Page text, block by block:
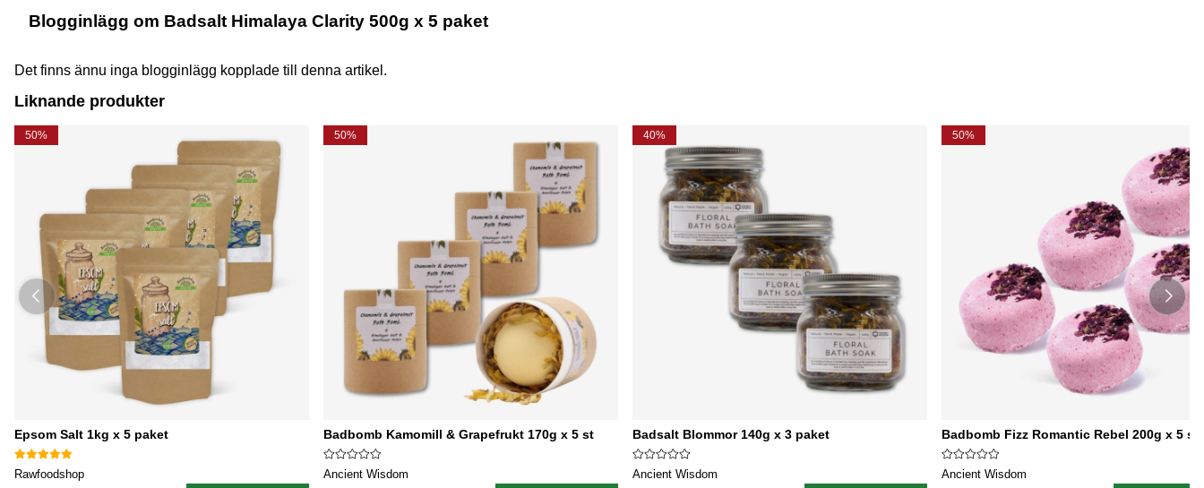
Blogginlägg om Badsalt Himalaya Clarity 500g x 5 paket
Det finns ännu inga blogginlägg kopplade till denna artikel.
Liknande produkter
50%
Epsom Salt 1kg x 5 paket
Rawfoodshop
50%
Badbomb Kamomill & Grapefrukt 170g x 5 st
Ancient Wisdom
40%
Badsalt Blommor 140g x 3 paket
Ancient Wisdom
50%
Badbomb Fizz Romantic Rebel 200g x 5 st
Ancient Wisdom